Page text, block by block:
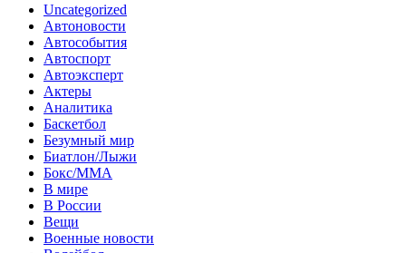
Uncategorized
Автоновости
Автособытия
Автоспорт
Автоэксперт
Актеры
Аналитика
Баскетбол
Безумный мир
Биатлон/Лыжи
Бокс/MMA
В мире
В России
Вещи
Военные новости